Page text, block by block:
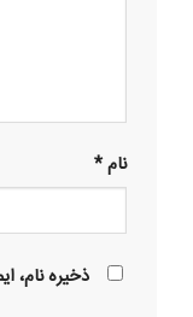
نام*
ذخیره نام،